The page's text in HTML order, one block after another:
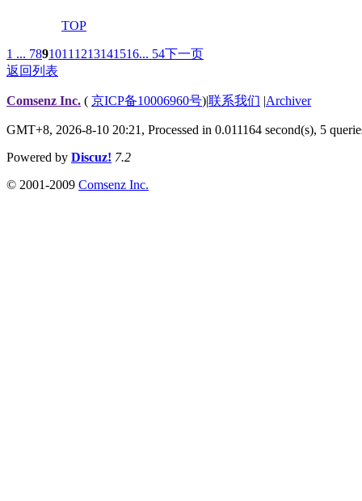
TOP
1 ... 7891011 1213141516... 54下一页
返回列表
Comsenz Inc. ( 京ICP备10006960号)|联系我们 |Archiver
GMT+8, 2026-8-10 20:21, Processed in 0.011164 second(s), 5
Powered by Discuz! 7.2
© 2001-2009 Comsenz Inc.